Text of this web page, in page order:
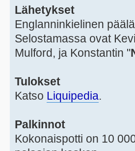
Lähetykset
Englanninkielinen
Selostamassa ovat
Mulford, ja Konstantin "
Tulokset
Katso Liquipedia.
Palkinnot
Kokonaispotti on 10